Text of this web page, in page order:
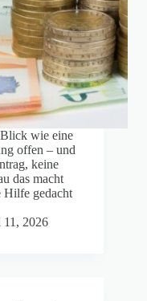
wie eine
offen – und
keine
das macht
Hilfe gedacht
2026